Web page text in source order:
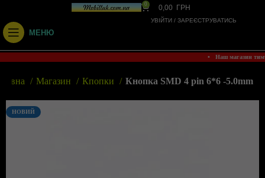
0 0,00 ГРН
УВІЙТИ / ЗАРЕЄСТРУВАТИСЬ
МЕНЮ
• Наш магазин
Магазин Кпопки Кнопка SMD 4 pin 6*6 -5.0mm
НОВИЙ